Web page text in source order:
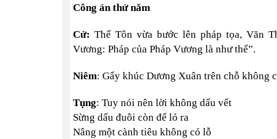
Công án thứ năm
Cử: Thế Tôn vừa bước lên pháp tọa, Văn
Vương: Pháp của Pháp Vương là như thế”.
Niêm: Gẩy khúc Dương Xuân trên chỗ không
Tụng: Tuy nói nên lời không dấu vết
Sừng dấu đuôi còn để ló ra
Nâng một cành tiêu không có lỗ